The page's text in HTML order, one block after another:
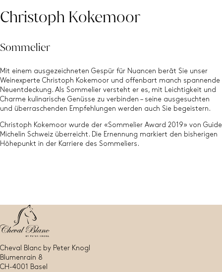
Christoph Kokemoor
Sommelier
Mit einem ausgezeichneten Gespür für Nuancen berät Sie unser
Weinexperte Christoph Kokemoor und offenbart manch spannende
Neuentdeckung. Als Sommelier versteht er es, mit Leichtigkeit und
Charme kulinarische Genüsse zu verbinden – seine ausgesuchten
und überraschenden Empfehlungen werden auch Sie begeistern.
Christoph Kokemoor wurde der «Sommelier Award 2019» von Guide
Michelin Schweiz überreicht. Die Ernennung markiert den bisherigen
Höhepunkt in der Karriere des Sommeliers.
Cheval Blanc by Peter Knogl
Blumenrain 8
CH-4001 Basel